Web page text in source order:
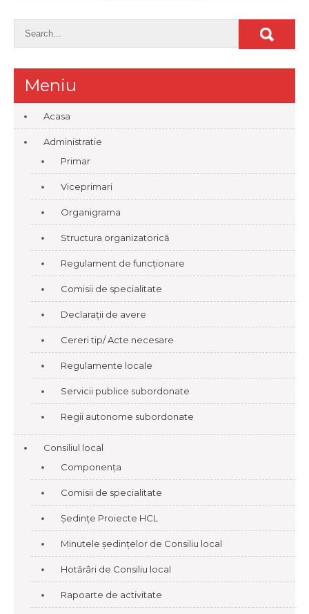
Meniu
Acasa
Administratie
Primar
Viceprimari
Organigrama
Structura organizatorică
Regulament de funcționare
Comisii de specialitate
Declarații de avere
Cereri tip/ Acte necesare
Regulamente locale
Servicii publice subordonate
Regii autonome subordonate
Consiliul local
Componența
Comisii de specialitate
Ședințe Proiecte HCL
Minutele ședințelor de Consiliu local
Hotărâri de Consiliu local
Rapoarte de activitate